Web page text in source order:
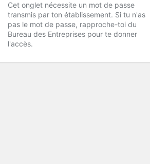
Cet onglet nécessite un mot de passe
transmis par ton établissement. Si tu n'as
pas le mot de passe, rapproche-toi du
Bureau des Entreprises pour te donner
l'accès.